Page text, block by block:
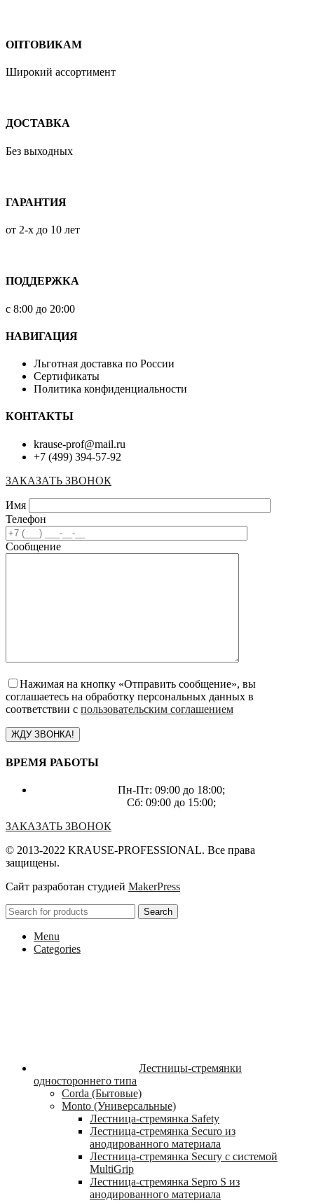
ОПТОВИКАМ
Широкий ассортимент
ДОСТАВКА
Без выходных
ГАРАНТИЯ
от 2-х до 10 лет
ПОДДЕРЖКА
с 8:00 до 20:00
НАВИГАЦИЯ
Льготная доставка по России
Сертификаты
Политика конфиденциальности
КОНТАКТЫ
krause-prof@mail.ru
+7 (499) 394-57-92
ЗАКАЗАТЬ ЗВОНОК
Имя
Телефон
Сообщение
Нажимая на кнопку «Отправить сообщение», вы
соглашаетесь на обработку персональных данных в
соответствии с пользовательским соглашением
ВРЕМЯ РАБОТЫ
Пн-Пт: 09:00 до 18:00;
Сб: 09:00 до 15:00;
ЗАКАЗАТЬ ЗВОНОК
© 2013-2022 KRAUSE-PROFESSIONAL. Все права
защищены.
Сайт разработан студией MakerPress
Search
Menu
Categories
Лестницы-стремянки
одностороннего типа
Corda (Бытовые)
Monto (Универсальные)
Лестница-стремянка Safety
Лестница-стремянка Securo из
анодированного материала
Лестница-стремянка Secury с системой
MultiGrip
Лестница-стремянка Sepro S из
анодированного материала